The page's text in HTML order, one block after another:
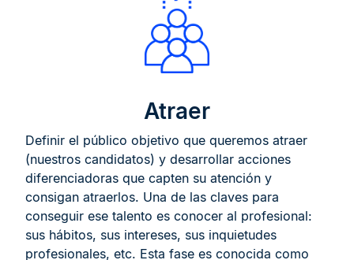
Atraer
Definir el público objetivo que queremos atraer
(nuestros candidatos) y desarrollar acciones
diferenciadoras que capten su atención y
consigan atraerlos. Una de las claves para
conseguir ese talento es conocer al profesional:
sus hábitos, sus intereses, sus inquietudes
profesionales, etc. Esta fase es conocida como